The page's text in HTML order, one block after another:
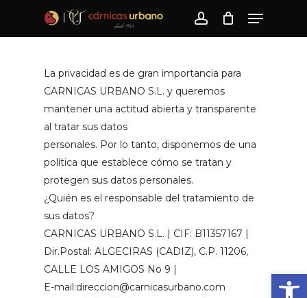
Menu
La privacidad es de gran importancia para
CARNICAS URBANO S.L. y queremos
mantener una actitud abierta y transparente
al tratar sus datos
personales. Por lo tanto, disponemos de una
política que establece cómo se tratan y
protegen sus datos personales.
¿Quién es el responsable del tratamiento de
sus datos?
CARNICAS URBANO S.L. | CIF: B11357167 |
Dir.Postal: ALGECIRAS (CADIZ), C.P. 11206,
CALLE LOS AMIGOS No 9 |
E-mail:direccion@carnicasurbano.com